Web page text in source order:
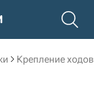
Крепление